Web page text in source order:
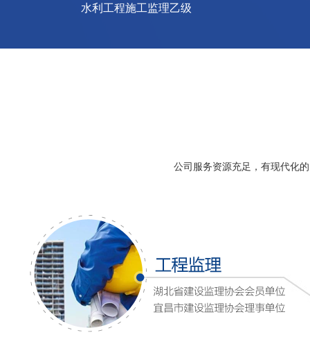
公司服务资源充足，有现代化